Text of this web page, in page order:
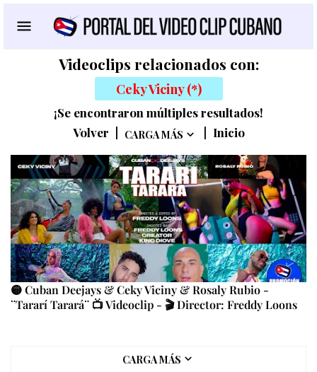
Videoclips relacionados con:
Ceky Viciny (*)
¡Se encontraron múltiples resultados!
Volver
CARGA MÁS Inicio
🟡 Cuban Deejays & Ceky Viciny & Rosaly Rubio -
¨Tararí Tarará¨ 📺 Videoclip - 🎬 Director: Freddy Loons
CARGA MÁS